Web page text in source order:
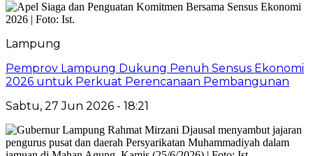
Lampung
Pemprov Lampung Dukung Penuh Sensus Ekonomi
2026 untuk Perkuat Perencanaan Pembangunan
Sabtu, 27 Jun 2026 - 18:21